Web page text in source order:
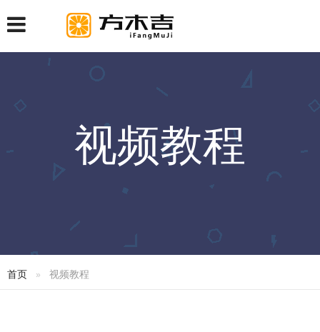
视频教程
首页 视频教程